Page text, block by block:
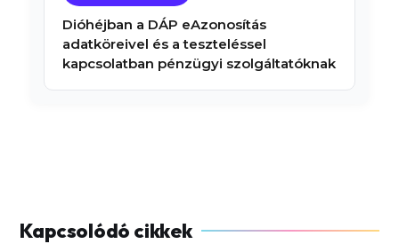
Dióhéjban a DÁP eAzonosítás
adatköreivel és a teszteléssel
kapcsolatban pénzügyi szolgáltatóknak